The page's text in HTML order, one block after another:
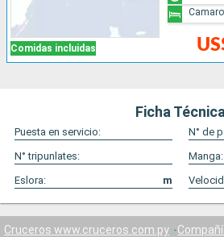
Comidas incluidas
Ficha
Puesta en servicio:
N° de
N° tripunlates:
Manga:
Eslora:
m
Cruceros www.cruceros.com.py